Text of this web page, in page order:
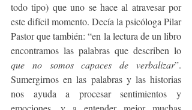
todo tipo) que uno se hace al atravesar por
este difícil momento. Decía la psicóloga Pilar
Pastor que también: “en la lectura de un libro
que no somos capaces de verbalizar”.
Sumergirnos en las palabras y las historias
nos ayuda a procesar sentimientos y